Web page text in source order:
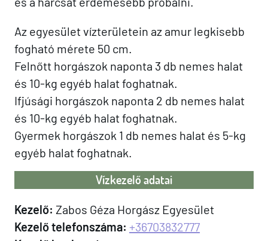
Az egyesület vízterületein az amur legkisebb
fogható mérete 50 cm.
Felnőtt horgászok naponta 3 db nemes halat
és 10-kg egyéb halat foghatnak.
Ifjúsági horgászok naponta 2 db nemes halat
és 10-kg egyéb halat foghatnak.
Gyermek horgászok 1 db nemes halat és 5-kg
egyéb halat foghatnak.
Vízkezelő adatai
Kezelő: Zabos Géza Horgász Egyesület
Kezelő telefonszáma: +36703832777